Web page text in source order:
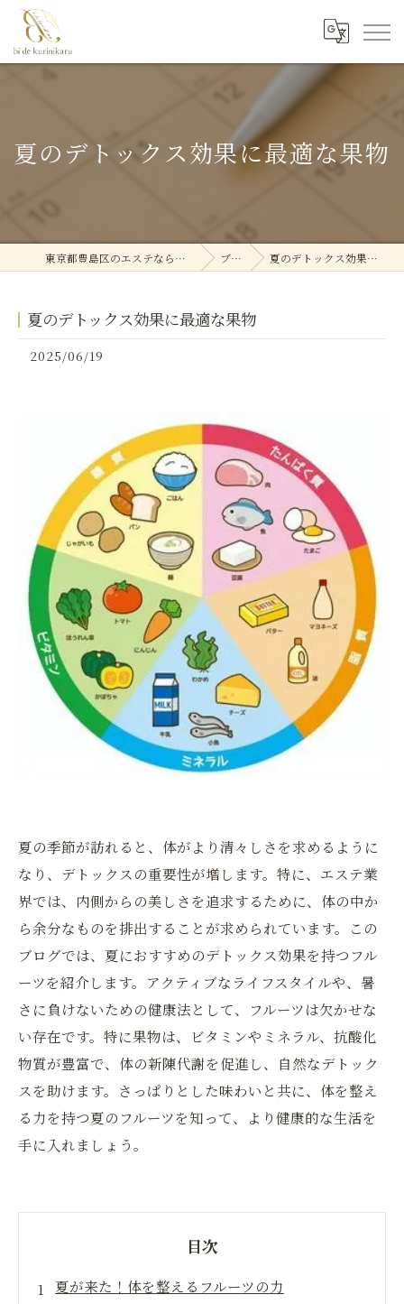
夏のデトックス効果に最適な果物
東京都豊島区のエステなら美deクリニカル ブログ 夏のデトックス効果に最適な果物
夏のデトックス効果に最適な果物
2025/06/19
夏の季節が訪れると、体がより清々しさを求めるように
なり、デトックスの重要性が増します。特に、エステ業
界では、内側からの美しさを追求するために、体の中か
ら余分なものを排出することが求められています。この
ブログでは、夏におすすめのデトックス効果を持つフル
ーツを紹介します。アクティブなライフスタイルや、暑
さに負けないための健康法として、フルーツは欠かせな
い存在です。特に果物は、ビタミンやミネラル、抗酸化
物質が豊富で、体の新陳代謝を促進し、自然なデトック
スを助けます。さっぱりとした味わいと共に、体を整え
る力を持つ夏のフルーツを知って、より健康的な生活を
手に入れましょう。
目次
夏が来た！体を整えるフルーツの力